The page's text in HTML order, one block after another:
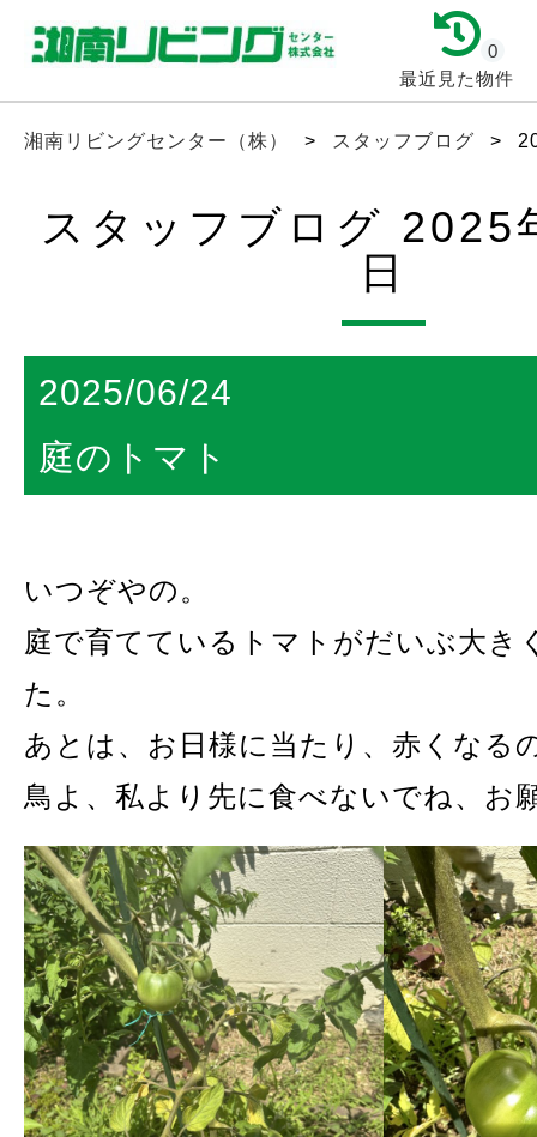
最近見た物件
0
湘南リビングセンター（株） > スタッフブログ >
スタッフブログ 2025
日
2025/06/24
庭のトマト
いつぞやの。
庭で育てているトマトがだいぶ大き
た。
あとは、お日様に当たり、赤くなる
鳥よ、私より先に食べないでね、お